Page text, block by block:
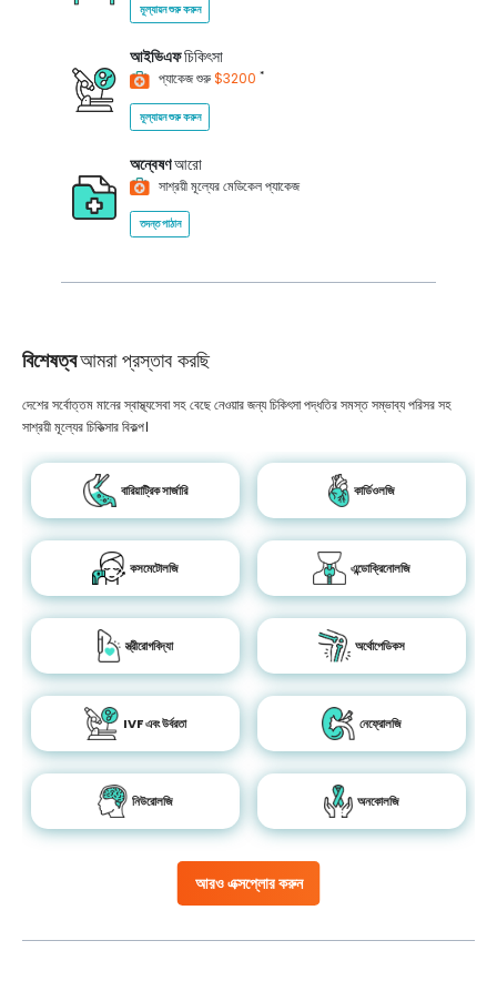
মূল্যায়ন শুরু করুন
আইভিএফচিকিৎসা
প্যাকেজ শুরু$3200 *
মূল্যায়ন শুরু করুন
অন্বেষণআরো
সাশ্রয়ী মূল্যের মেডিকেল প্যাকেজ
তদন্ত পাঠান
বিশেষত্বআমরা প্রস্তাব করছি
আরও এক্সপ্লোর করুন
দেশের সর্বোত্তম মানের স্বাস্থ্যসেবা সহ বেছে নেওয়ার জন্য চিকিৎসা পদ্ধতির সমস্ত সম্ভাব্য পরিসর সহ
সাশ্রয়ী মূল্যের চিকিত্সার বিকল্প।
বারিয়াট্রিক সার্জারি কার্ডিওলজি
কসমেটোলজি এন্ডোক্রিনোলজি
স্ত্রীরোগবিদ্যা অর্থোপেডিকস
IVF এবং উর্বরতা নেফ্রোলজি
নিউরোলজি অনকোলজি